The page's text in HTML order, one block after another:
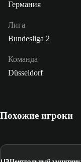
Германия
Лига
Bundesliga 2
Команда
Düsseldorf
Похожие игроки